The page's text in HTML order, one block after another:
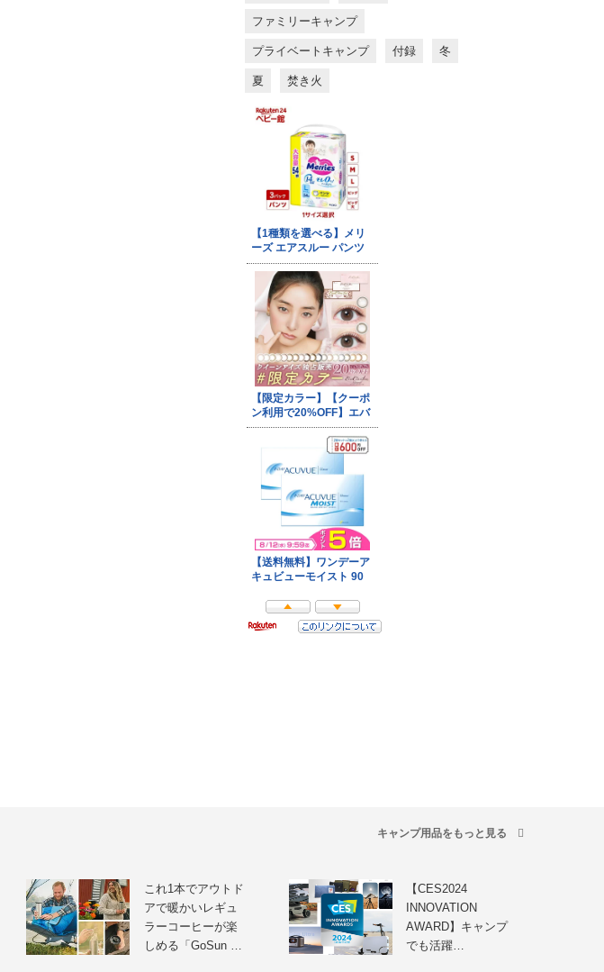
ファミリーキャンプ
プライベートキャンプ 付録 冬
夏 焚き火
キャンプ用品をもっと見る
これ1本でアウトド
アで暖かいレギュ
ラーコーヒーが楽
しめる「GoSun …
【CES2024
INNOVATION
AWARD】キャンプ
でも活躍…